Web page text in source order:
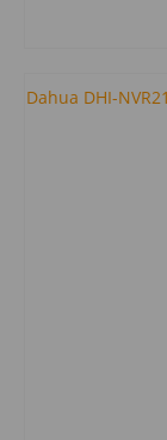
Dahua DHI-